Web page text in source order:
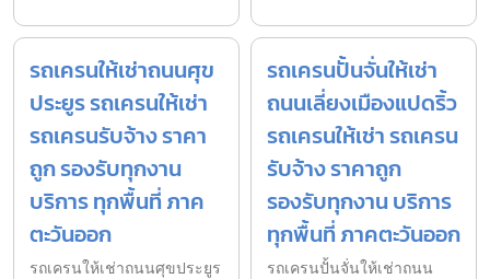
รถเครนให้เช่าถนนศุข
ประยูร รถเครนให้เช่า
รถเครนรับจ้าง ราคา
ถูก รองรับทุกงาน
บริการ ทุกพื้นที่ ภาค
ตะวันออก
รถเครนให้เช่าถนนศุขประยูร
รถเครนปั้นจั่นให้เช่า
ถนนเลี่ยงเมืองแปดริ้ว
รถเครนให้เช่า รถเครน
รับจ้าง ราคาถูก
รองรับทุกงาน บริการ
ทุกพื้นที่ ภาคตะวันออก
รถเครนปั้นจั่นให้เช่าถนน